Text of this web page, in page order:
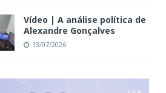
Vídeo | A análise política de
Alexandre Gonçalves
13/07/2026